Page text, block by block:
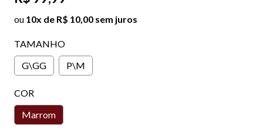
ou 10x de R$ 10,00 sem juros
TAMANHO
G\GG
P\M
COR
Marrom